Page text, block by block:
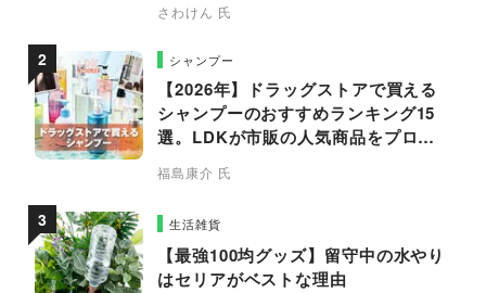
さわけん 氏
シャンプー
【2026年】ドラッグストアで買える
シャンプーのおすすめランキング15
選。LDKが市販の人気商品をプロと
福島康介 氏
生活雑貨
【最強100均グッズ】留守中の水やり
はセリアがベストな理由